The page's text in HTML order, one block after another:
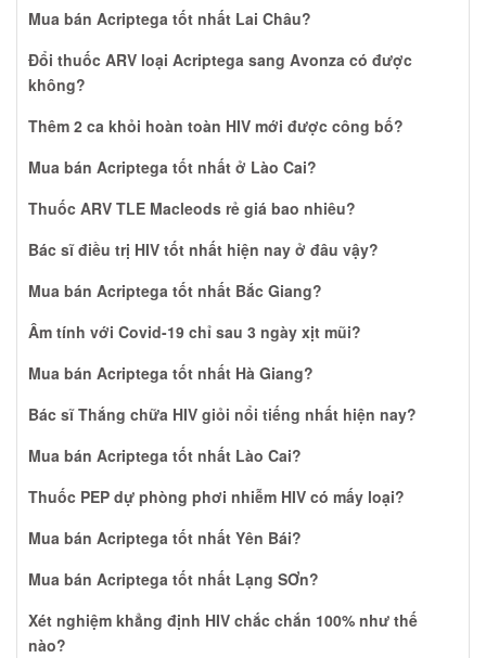
Mua bán Acriptega tốt nhất Lai Châu?
Đổi thuốc ARV loại Acriptega sang Avonza có được
không?
Thêm 2 ca khỏi hoàn toàn HIV mới được công bố?
Mua bán Acriptega tốt nhất ở Lào Cai?
Thuốc ARV TLE Macleods rẻ giá bao nhiêu?
Bác sĩ điều trị HIV tốt nhất hiện nay ở đâu vậy?
Mua bán Acriptega tốt nhất Bắc Giang?
Âm tính với Covid-19 chỉ sau 3 ngày xịt mũi?
Mua bán Acriptega tốt nhất Hà Giang?
Bác sĩ Thắng chữa HIV giỏi nổi tiếng nhất hiện nay?
Mua bán Acriptega tốt nhất Lào Cai?
Thuốc PEP dự phòng phơi nhiễm HIV có mấy loại?
Mua bán Acriptega tốt nhất Yên Bái?
Mua bán Acriptega tốt nhất Lạng SƠn?
Xét nghiệm khẳng định HIV chắc chắn 100% như thế
nào?